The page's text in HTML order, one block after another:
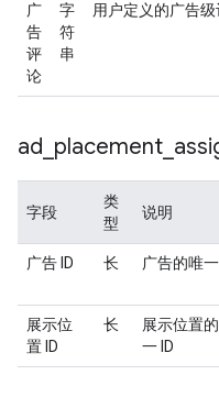
广
告
评
论
字
符
串
用户定义的广告
ad placement
字段
类
型
说明
广告 ID 长 广告的唯一
展示位
置 ID
长
展示位置
一 ID